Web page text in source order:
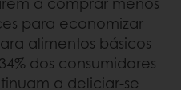
para economizar
alimentos básicos
dos consumidores
a deliciar-se